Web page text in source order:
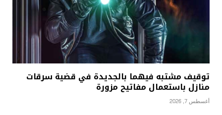
توقيف مشتبه فيهما بالجديدة في قضية سرقات
منازل باستعمال مفاتيح مزورة
أغسطس 7, 2026